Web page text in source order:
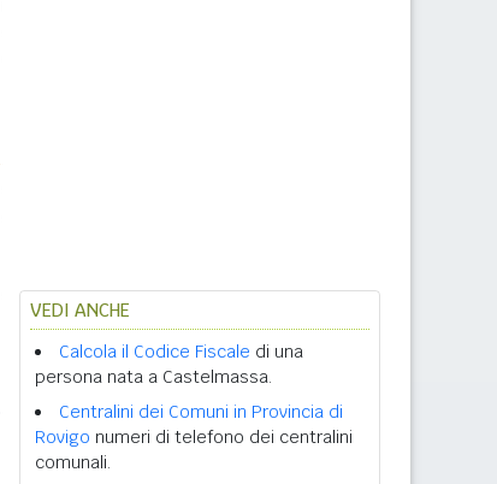
VEDI ANCHE
Calcola il Codice Fiscale di una
persona nata a Castelmassa.
Centralini dei Comuni in Provincia di
Rovigo numeri di telefono dei centralini
comunali.